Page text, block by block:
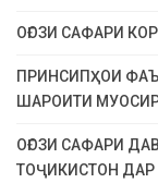
ОҒОЗИ САФАРИ
ПРИНСИПҲОИ
ШАРОИТИ
ОҒОЗИ САФАРИ
ТОҶИКИСТОН ДАР